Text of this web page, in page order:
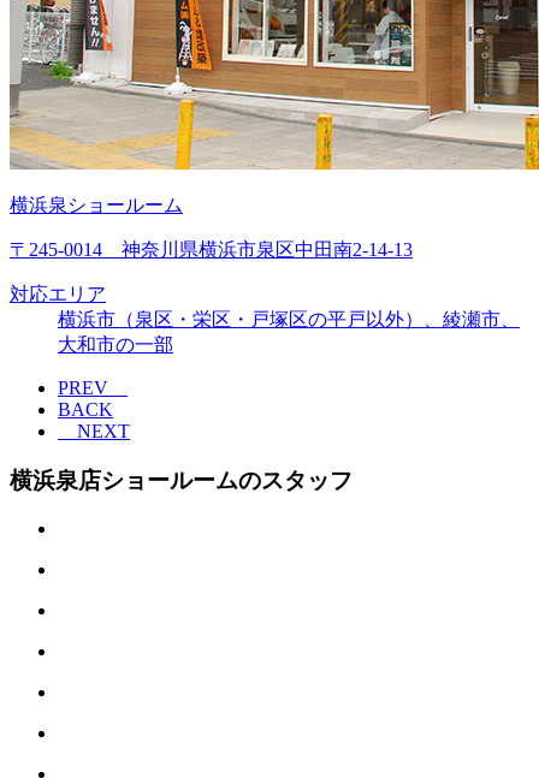
横浜泉ショールーム
〒245-0014 神奈川県横浜市泉区中田南2-14-13
対応エリア
横浜市（泉区・栄区・戸塚区の平戸以外）、綾瀬市、
大和市の一部
PREV
BACK
NEXT
横浜泉店ショールームのスタッフ